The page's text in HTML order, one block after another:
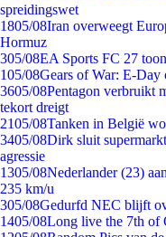
spreidingswet
1805/08Iran overweegt
Hormuz
305/08EA Sports FC 27
105/08Gears of War: E-Day
3605/08Pentagon verbruikt
tekort dreigt
2105/08Tanken in België
3405/08Dirk sluit
agressie
1305/08Nederlander (23)
235 km/u
305/08Gedurfd NEC blijft
1405/08Long live the 7th of